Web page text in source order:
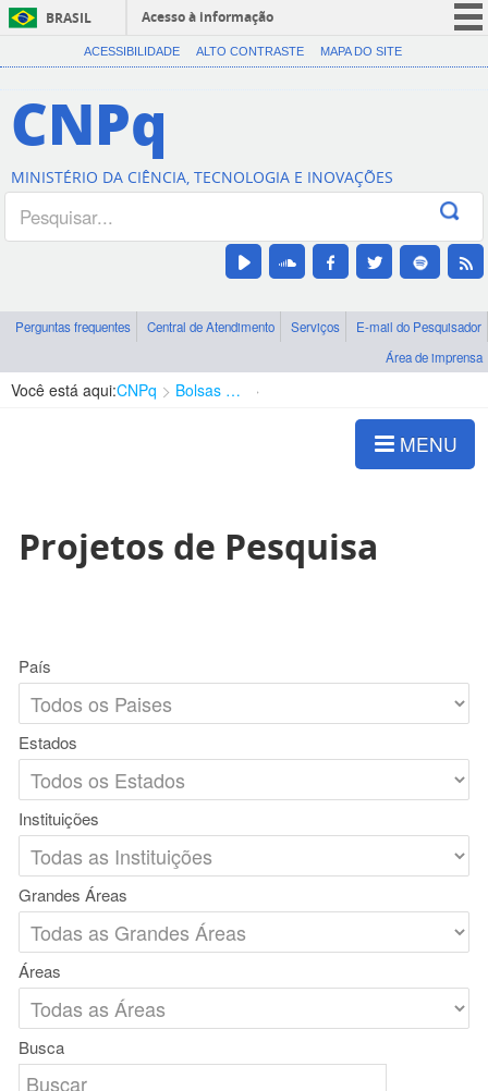
BRASIL
Acesso à informação
CORONAVÍRUS (COVID-19)
Canais
ACESSIBILIDADE ALTO CONTRASTE MAPA DO SITE
CNPq
MINISTÉRIO DA CIÊNCIA, TECNOLOGIA E INOVAÇÕES
Perguntas frequentes Central de Atendimento Serviços
E-mail do Pesquisador
Área de imprensa
Você está aqui:CNPq Bolsas e Auxílios Vigentes
MENU
Projetos de Pesquisa
País
Estados
Instituições
Grandes Áreas
Áreas
Busca